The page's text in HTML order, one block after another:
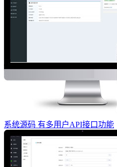
系统源码 有多用户API接口功能